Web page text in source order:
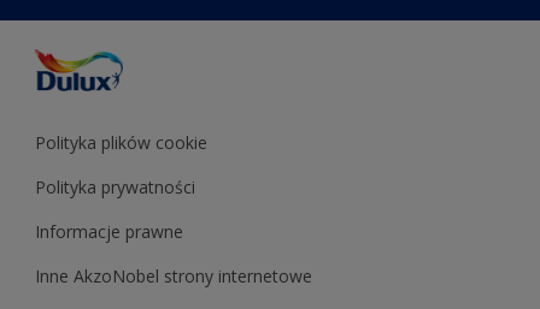
Zgodność kolorów
Znajdź sklep
Podkłady i grunty
Testery farb
Farby do sufitów
Farby uniwersalne
Podkłady i grunty
Polityka plików cookie
Polityka prywatności
Informacje prawne
Inne AkzoNobel strony internetowe